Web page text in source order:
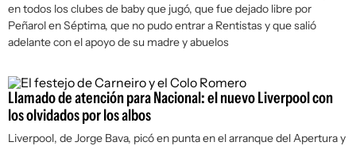
en todos los clubes de baby que jugó, que fue dejado libre por
Peñarol en Séptima, que no pudo entrar a Rentistas y que salió
adelante con el apoyo de su madre y abuelos
Llamado de atención para Nacional: el nuevo Liverpool con
los olvidados por los albos
Liverpool, de Jorge Bava, picó en punta en el arranque del Apertura y